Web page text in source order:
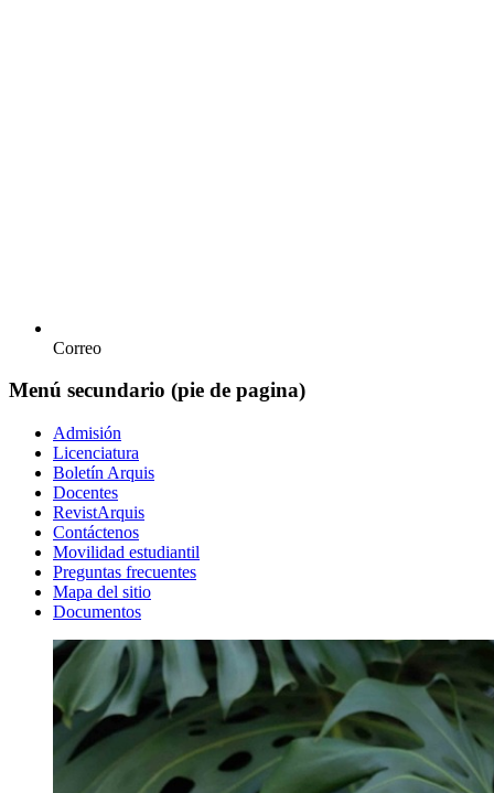
Correo
Menú secundario (pie de pagina)
Admisión
Licenciatura
Boletín Arquis
Docentes
RevistArquis
Contáctenos
Movilidad estudiantil
Preguntas frecuentes
Mapa del sitio
Documentos